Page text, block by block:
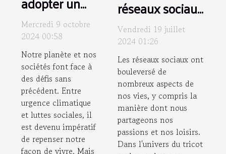
mode de vie
durable tout
en soutenant
les
mouvements
sociaux
Mercredi 9 octobre
2024 00:58
Notre planète et nos
sociétés font face à
des défis sans
précédent. Entre
urgence climatique
et luttes sociales, il
est devenu impératif
de repenser notre
façon de vivre. Mais
réseaux sociaux
sur les
communautés
de tricot et
crochet
contemporaines
Vendredi 19 juillet
2024 01:26
Les réseaux sociaux ont
bouleversé de
nombreux aspects de
nos vies, y compris la
manière dont nous
partageons nos
passions et nos loisirs.
Dans l'univers du tricot